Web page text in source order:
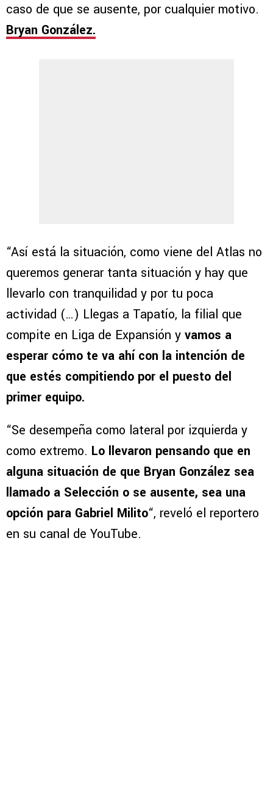
caso de que se ausente, por cualquier motivo.
Bryan González.
“Así está la situación, como viene del Atlas no
queremos generar tanta situación y hay que
llevarlo con tranquilidad y por tu poca
actividad (…) Llegas a Tapatío, la filial que
compite en Liga de Expansión y vamos a
esperar cómo te va ahí con la intención de
que estés compitiendo por el puesto del
primer equipo.
“Se desempeña como lateral por izquierda y
como extremo. Lo llevaron pensando que en
alguna situación de que Bryan González sea
llamado a Selección o se ausente, sea una
opción para Gabriel Milito“, reveló el reportero
en su canal de YouTube.